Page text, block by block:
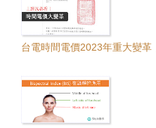
台電時間電價2023年重大變革